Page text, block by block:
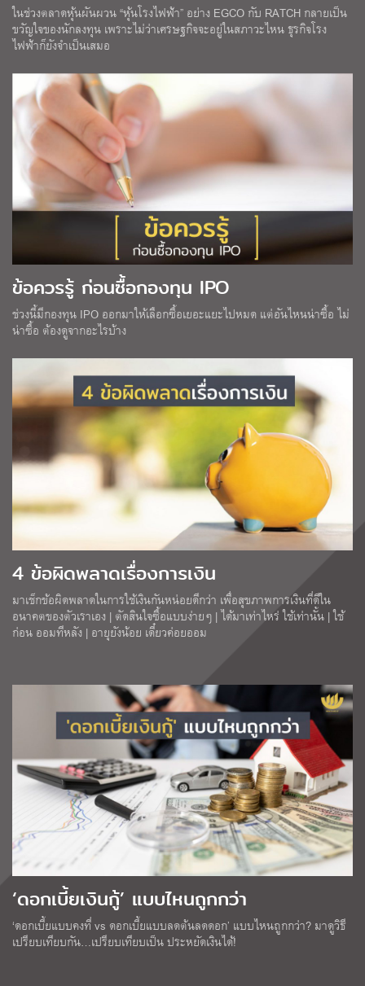
ในช่วงตลาดหุ้นผันผวน “หุ้นโรงไฟฟ้า” อย่าง EGCO กับ RATCH กลายเป็น
ขวัญใจของนักลงทุน เพราะไม่ว่าเศรษฐกิจจะอยู่ในสภาวะไหน ธุรกิจโรง
ไฟฟ้าก็ยังจำเป็นเสมอ
ข้อควรรู้ ก่อนซื้อกองทุน IPO
ช่วงนี้มีกองทุน IPO ออกมาให้เลือกซื้อเยอะแยะไปหมด แต่อันไหนน่าซื้อ ไม่
น่าซื้อ ต้องดูจากอะไรบ้าง
4 ข้อผิดพลาดเรื่องการเงิน
มาเช็กข้อผิดพลาดในการใช้เงินกันหน่อยดีกว่า เพื่อสุขภาพการเงินที่ดีใน
อนาคตของตัวเราเอง | ตัดสินใจซื้อแบบง่ายๆ | ได้มาเท่าไหร่ ใช้เท่านั้น | ใช้
ก่อน ออมทีหลัง | อายุยังน้อย เดี๋ยวค่อยออม
‘ดอกเบี้ยเงินกู้’ แบบไหนถูกกว่า
‘ดอกเบี้ยแบบคงที่ vs ดอกเบี้ยแบบลดต้นลดดอก’ แบบไหนถูกกว่า? มาดูวิธี
เปรียบเทียบกัน…เปรียบเทียบเป็น ประหยัดเงินได้!